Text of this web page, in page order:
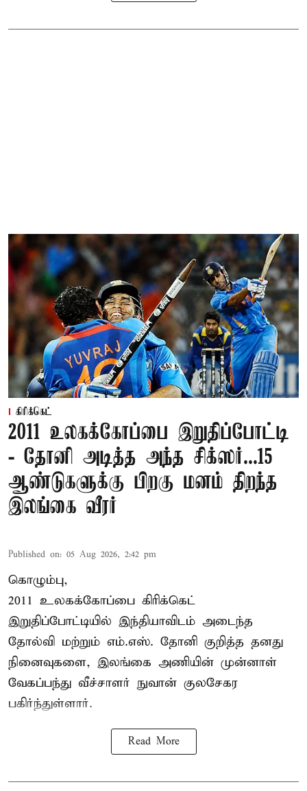
கிரிக்கெட்
2011 உலகக்கோப்பை இறுதிப்போட்டி
- தோனி அடித்த அந்த சிக்ஸர்...15
ஆண்டுகளுக்கு பிறகு மனம் திறந்த
இலங்கை வீரர்
Published on: 05 Aug 2026, 2:42 pm
கொழும்பு,
2011 உலகக்கோப்பை கிரிக்கெட்
இறுதிப்போட்டியில் இந்தியாவிடம் அடைந்த
தோல்வி மற்றும் எம்.எஸ். தோனி குறித்த தனது
நினைவுகளை, இலங்கை அணியின் முன்னாள்
வேகப்பந்து வீச்சாளர் நுவான் குலசேகர
பகிர்ந்துள்ளார்.
Read More